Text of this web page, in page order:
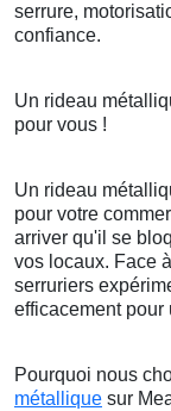
serrure,
confiance.
Un rideau
pour vous !
Un rideau
pour votre
arriver qu'il se
vos locaux. Face
serruriers
efficacement pour
Pourquoi nous
métallique sur